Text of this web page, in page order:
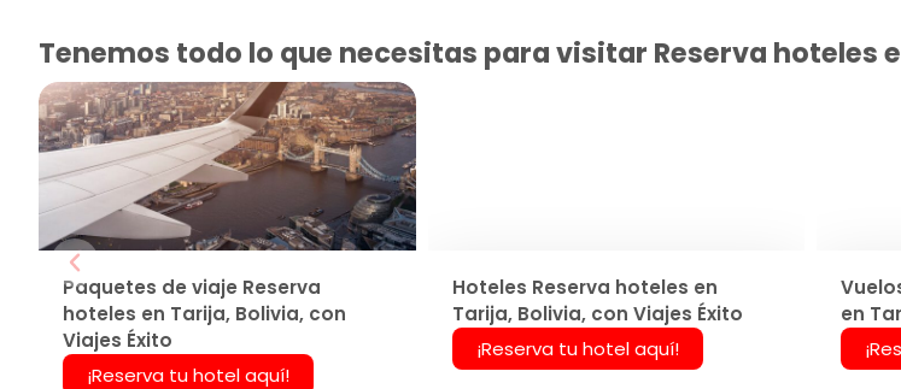
Tenemos todo lo que necesitas para visitar Reserva hoteles
Paquetes de viaje Reserva
hoteles en Tarija, Bolivia, con
Viajes Éxito
¡Reserva tu hotel aquí!
Hoteles Reserva hoteles en
Tarija, Bolivia, con Viajes Éxito
¡Reserva tu hotel aquí!
en